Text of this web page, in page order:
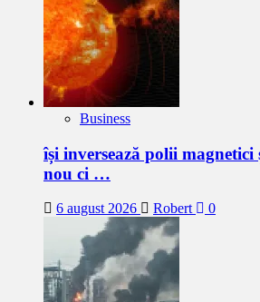
Business
își inversează polii
nou ci …
6 august 2026 Robert 0